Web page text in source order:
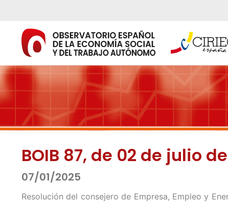
contenido
BOIB 87, de 02 de julio
07/01/2025
Resolución del consejero de Empresa, Empleo y